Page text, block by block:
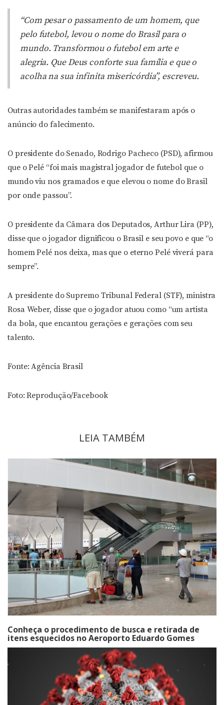
“Com pesar o passamento de um homem, que
pelo futebol, levou o nome do Brasil para o
mundo. Transformou o futebol em arte e
alegria. Que Deus conforte sua família e que o
acolha na sua infinita misericórdia”, escreveu.
Outras autoridades também se manifestaram após o
anúncio do falecimento.
O presidente do Senado, Rodrigo Pacheco (PSD), afirmou
que o Pelé “foi mais magistral jogador de futebol que o
mundo viu nos gramados e que elevou o nome do Brasil
por onde passou”.
O presidente da Câmara dos Deputados, Arthur Lira (PP),
disse que o jogador dignificou o Brasil e seu povo e que “o
homem Pelé nos deixa, mas que o eterno Pelé viverá para
sempre”.
A presidente do Supremo Tribunal Federal (STF), ministra
Rosa Weber, disse que o jogador atuou como “um artista
da bola, que encantou gerações e gerações com seu
talento.
Fonte: Agência Brasil
Foto: Reprodução/Facebook
LEIA TAMBÉM
Conheça o procedimento de busca e retirada de
itens esquecidos no Aeroporto Eduardo Gomes